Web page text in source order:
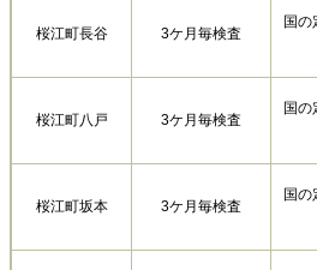
桜江町長谷 3ケ月毎検査
国の
桜江町八戸 3ケ月毎検査
国の
桜江町坂本 3ケ月毎検査
国の